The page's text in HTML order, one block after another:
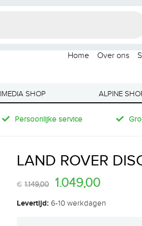
Home Over ons
SHOP ALPINE
Persoonlijke service
LAND ROVER
€ 1.149,00 1.049,00
Levertijd: 6-10 werkdagen